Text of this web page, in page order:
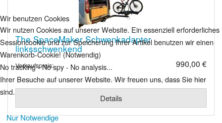
The SpaceMaker Schwenkadapter
linksschwenkend
Verkaufspreis: 990,00 €
Details
Wir benutzen Cookies
Wir nutzen Cookies auf unserer Website. Ein essenziell erforderliches
Sessioncookie und zur Speicherung Ihrer Artikel benutzen wir einen
Warenkorb-Cookie! (Notwendig)
No tracking - No spy - No analysis...
Ihrer Besuche auf unserer Website. Wir freuen uns, dass Sie hier
sind.
Nur Notwendige